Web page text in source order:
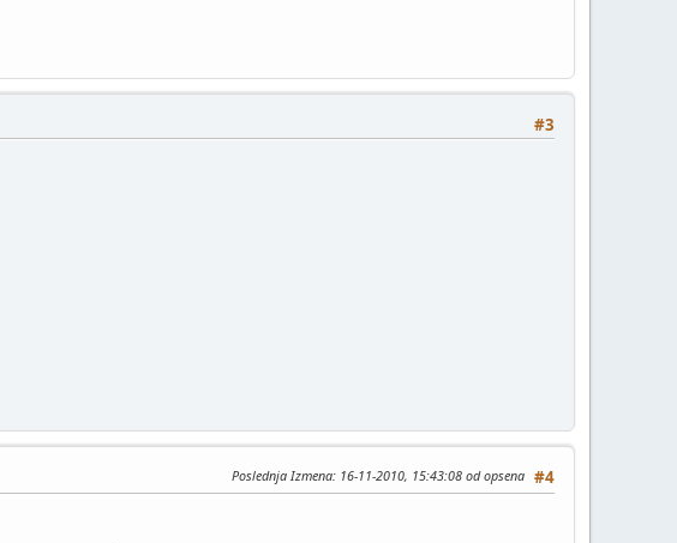
#3
#4
Poslednja Izmena: 16-11-2010, 15:43:08 od opsena